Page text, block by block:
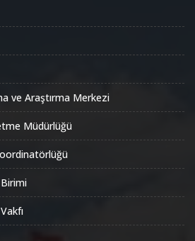
ve Araştırma Merkezi
Müdürlüğü